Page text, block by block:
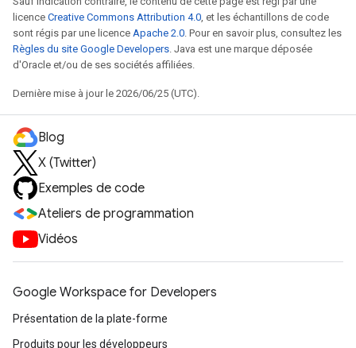
licence Creative Commons Attribution 4.0, et les échantillons de code
sont régis par une licence Apache 2.0. Pour en savoir plus, consultez les
Règles du site Google Developers. Java est une marque déposée
d'Oracle et/ou de ses sociétés affiliées.
Dernière mise à jour le 2026/06/25 (UTC).
Blog
X (Twitter)
Exemples de code
Ateliers de programmation
Vidéos
Google Workspace for Developers
Présentation de la plate-forme
Produits pour les développeurs